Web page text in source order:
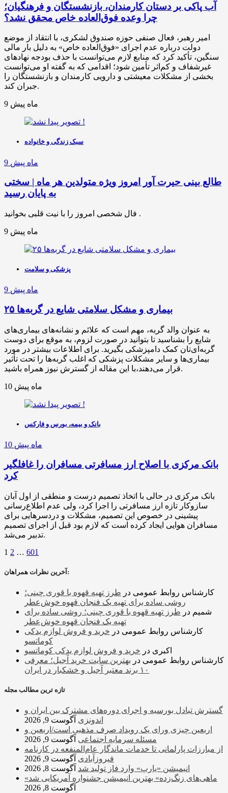
آب پاکی بر دستان کارمندان، بازنشستگان و فرهنگیان؛
چرا وعده فوق‌العاده خاص محقق نشد؟
امیر رهبر، فعال صنفی حوزه صندوق لشکری، با انتقاد از موضع
دولت درباره عدم اجرای «فوق‌العاده خاص» به دلیل بار مالی
سنگین، تأکید کرد که منابع لازم می‌توانست با حذف بودجه نهادهای
غیرشفاف و کم‌اثر تأمین شود؛ اقدامی که به گفته او می‌توانست
بخشی از مشکلات معیشتی و دارویی کارمندان و بازنشستگان را
جبران کند.
9 ماه پیش
سبک زندگی و خانواده
9 ماه پیش
طالع بینی حیرت آور امروز ویژه متولدین هر ماه | سختی
به پایان رسید
فال شخصی امروز را با نیت قلبی بخوانید .
9 ماه پیش
پزشکی و سلامت
9 ماه پیش
۲۵ بیماری و مشکل سلامتی شایع در گربه‌ها
به عنوان والد گربه، مهم است که علائم و نشانه‌های بیماری‌های
شایع را بشناسید تا بتوانید در صورت لزوم، به موقع برای دوست
گربه‌ای‌تان کمک دامپزشکی بگیرید. برای اطلاعات بیشتر در مورد
بیماری‌ها و سایر مشکلات پزشکی که اغلب گربه‌ها را تحت تأثیر
قرار می‌دهند،با این مقاله از گسترش نیوز همراه باشید.
10 ماه پیش
بانک و بیمه، بورس و فارکس
10 ماه پیش
بانک مرکزی با اصلاح ارز مسافرتی مسافران را غافلگیر
کرد
بانک مرکزی در حالی با اتخاذ تصمیم درست و منطقی از اول آبان
سازوکار تازه ارز مسافرتی را اجرا کرد، ولی عدم اطلاع‌رسانی
پیشینی در خصوص این تصمیم، مشکلات و دردسرهایی برای
مسافران هوایی ایجاد کرده است که لازم بود قبل از اجرای تصمیم
تدبیر می‌شد.
1 2 … 601
آخرین نظرات همراهان:
کارشناس روابط عمومی در طرز تهیه قهوه با قوری چینی؛
روشی ساده برای تهیه یک فنجان قهوه خوش‌عطر
شمیم در طرز تهیه قهوه با قوری چینی؛ روشی ساده برای
تهیه یک فنجان قهوه خوش‌عطر
کارشناس روابط عمومی در خرید و فروش لوازم یدکی
کوماتسو
اکبری در خرید و فروش لوازم یدکی کوماتسو
کارشناس روابط عمومی در بهترین سایت خرید آجیل؛ معرفی
۱۰ برند معتبر آجیل و خشکبار در ایران
تازه ترین مطالب مجله
گسترش تبادل بورسیه و اجرای دوره‌های مشترک بین ایران و
اندونزی آگوست 9, 2026
اربعین چیزی ورای یک رویداد صرف مذهبی است/اربعین و
مسئله سرمایه اجتماعی آگوست 9, 2026
از مبارزات پارلمانی تا خدمات ماندگار عام‌المنفعه در کارنامه
فیروزآبادی آگوست 9, 2026
انیمیشن «یارپ» وارد فاز تولید شد آگوست 8, 2026
«ماهی‌های زنگ‌زده» بهترین انیمیشن جشنواره آمریکایی شد
آگوست 8, 2026